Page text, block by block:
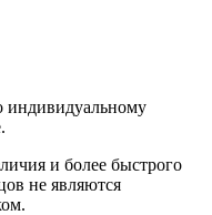
индивидуальному
и более быстрого
не являются